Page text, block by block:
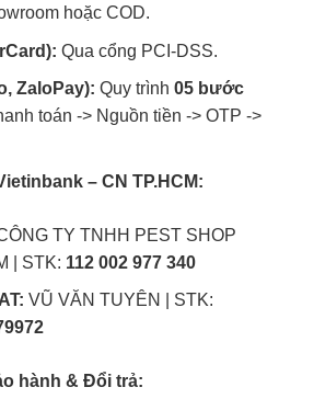
hoặc COD.
Qua cổng PCI-DSS.
ZaloPay): Quy trình 05 bước
toán -> Nguồn tiền -> OTP ->
– CN TP.HCM:
TY TNHH PEST SHOP
| STK: 112 002 977 340
VŨ VĂN TUYÊN | STK:
hành & Đổi trả: